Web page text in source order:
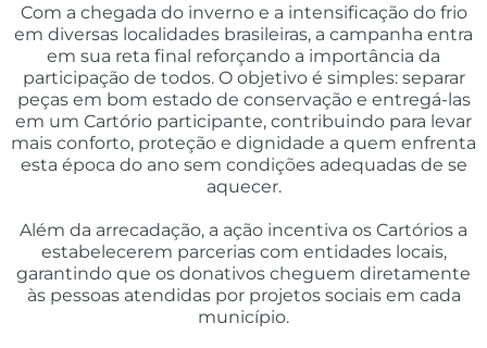
Com a chegada do inverno e a intensificação do frio
em diversas localidades brasileiras, a campanha entra
em sua reta final reforçando a importância da
participação de todos. O objetivo é simples: separar
peças em bom estado de conservação e entregá-las
em um Cartório participante, contribuindo para levar
mais conforto, proteção e dignidade a quem enfrenta
esta época do ano sem condições adequadas de se
aquecer.
Além da arrecadação, a ação incentiva os Cartórios a
estabelecerem parcerias com entidades locais,
garantindo que os donativos cheguem diretamente
às pessoas atendidas por projetos sociais em cada
município.